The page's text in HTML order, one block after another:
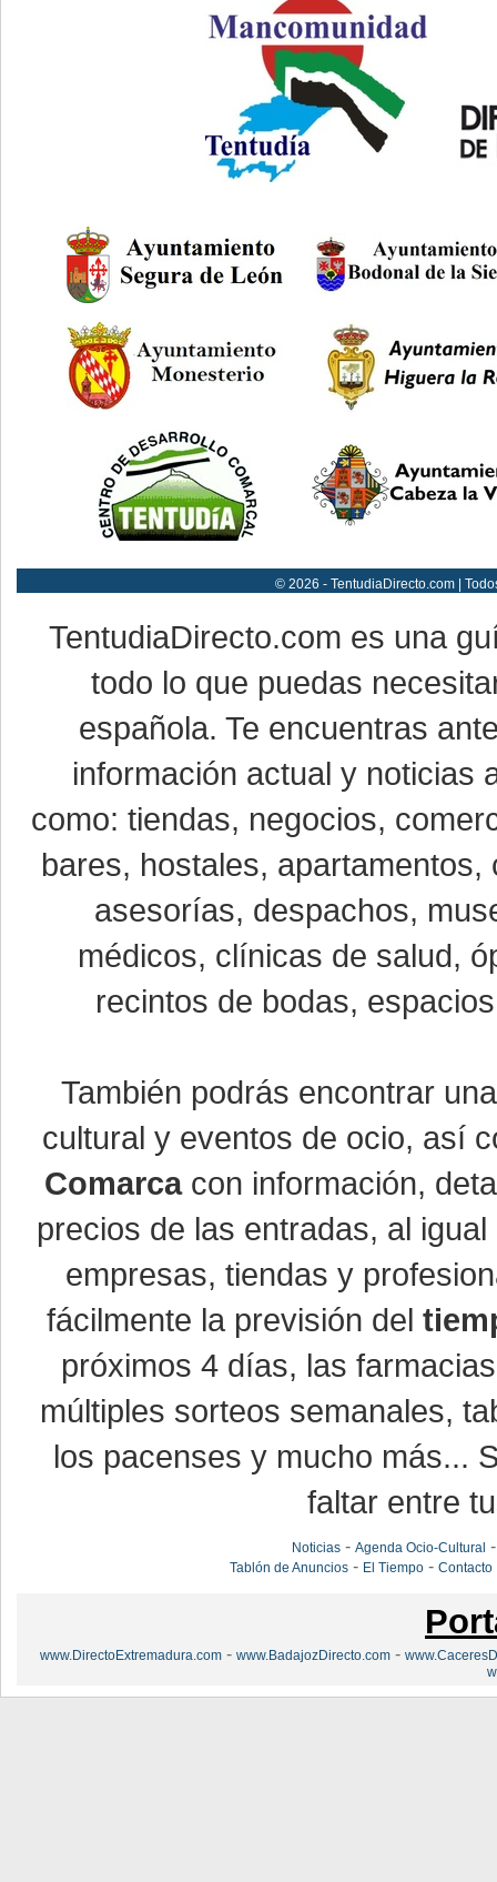
© 2026 - TentudiaDirecto.com |
TentudiaDirecto.com es una
todo lo que puedas
española. Te encuentras
información actual y noticias
como: tiendas, negocios,
bares, hostales,
asesorías, despachos,
médicos, clínicas de salud,
recintos de bodas,
También podrás encontrar
cultural y eventos de ocio, así
Comarcacon información,
precios de las entradas, al
empresas, tiendas y
fácilmente la previsión del
próximos 4 días, las
múltiples sorteos semanales,
los pacenses y mucho más...
faltar entre
Noticias -Agenda Ocio-Cultural
Tablón de Anuncios - El Tiempo -Contacto
www.DirectoExtremadura.com - www.BadajozDirecto.com -